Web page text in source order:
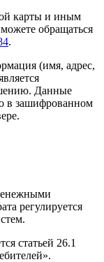
карты и иным
обращаться
.
(имя, адрес,
Данные
в зашифрованном
регулируется
статьей 26.1